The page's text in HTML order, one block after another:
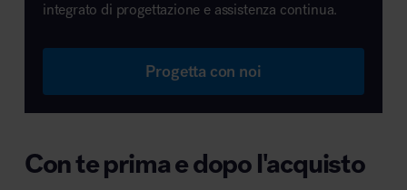
integrato di progettazione e assistenza continua.
Progetta con noi
Con te prima e dopo l'acquisto